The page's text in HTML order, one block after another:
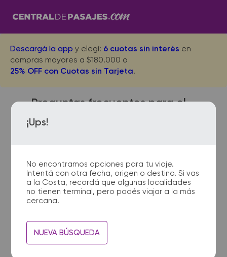
Descargá la app y elegí: 6 cuotas sin interés en
compras mayores a $180.000 o
25% OFF con Cuotas sin Tarjeta.
¡Ups!
No encontramos opciones para tu viaje.
Intentá con otra fecha, origen o destino. Si vas
a la Costa, recordá que algunas localidades
no tienen terminal, pero podés viajar a la más
cercana.
NUEVA BÚSQUEDA
Preguntas frecuentes para el
viaje desde Perdices a El Talar
¿Con cuánta anticipación
debo presentarme en la
terminal de micros?
necesario presentarse con 1 hora
de anticipación a la salida del
colectivo. Para viajes a países